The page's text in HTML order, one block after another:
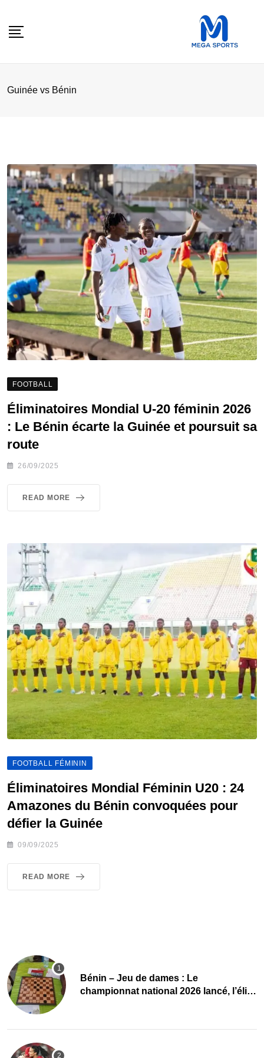
Guinée vs Bénin
FOOTBALL
Éliminatoires Mondial U-20 féminin 2026
: Le Bénin écarte la Guinée et poursuit sa
route
26/09/2025
READ MORE
FOOTBALL FÉMININ
Éliminatoires Mondial Féminin U20 : 24
Amazones du Bénin convoquées pour
défier la Guinée
09/09/2025
READ MORE
Bénin – Jeu de dames : Le
championnat national 2026 lancé, l’élite